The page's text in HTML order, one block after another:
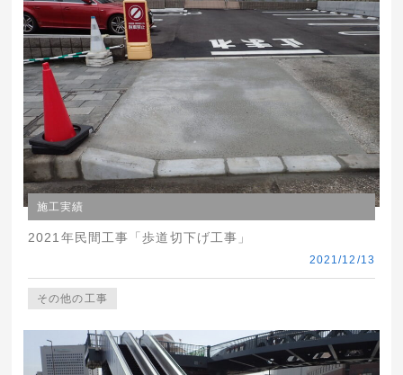
施工実績
2021年民間工事「歩道切下げ工事」
2021/12/13
その他の工事